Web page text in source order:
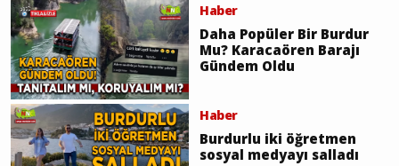
Haber
Daha Popüler Bir Burdur
Mu? Karacaören Barajı
Gündem Oldu
Haber
Burdurlu iki öğretmen
sosyal medyayı salladı